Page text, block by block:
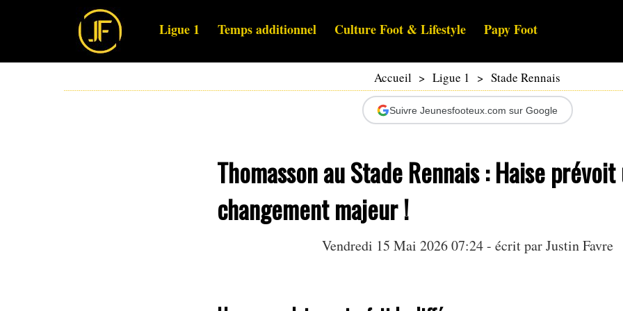
Ligue 1 Temps additionnel Culture Foot & Lifestyle Papy Foot
Accueil > Ligue 1 > Stade Rennais
Suivre Jeunesfooteux.com sur Google
Thomasson au Stade Rennais : Haise
changement majeur !
Vendredi 15 Mai 2026 07:24 - écrit parJustin Favre